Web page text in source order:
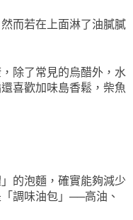
而若在上面淋了油膩膩
除了常見的烏醋外，水
喜歡加味島香鬆，柴魚
的泡麵，確實能夠減少
調味油包」──高油、